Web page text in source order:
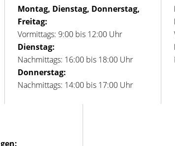
Montag, Dienstag, Donnerstag,
Freitag:
Vormittags: 9:00 bis 12:00 Uhr
Dienstag:
Nachmittags: 16:00 bis 18:00 Uhr
Donnerstag:
Nachmittags: 14:00 bis 17:00 Uhr